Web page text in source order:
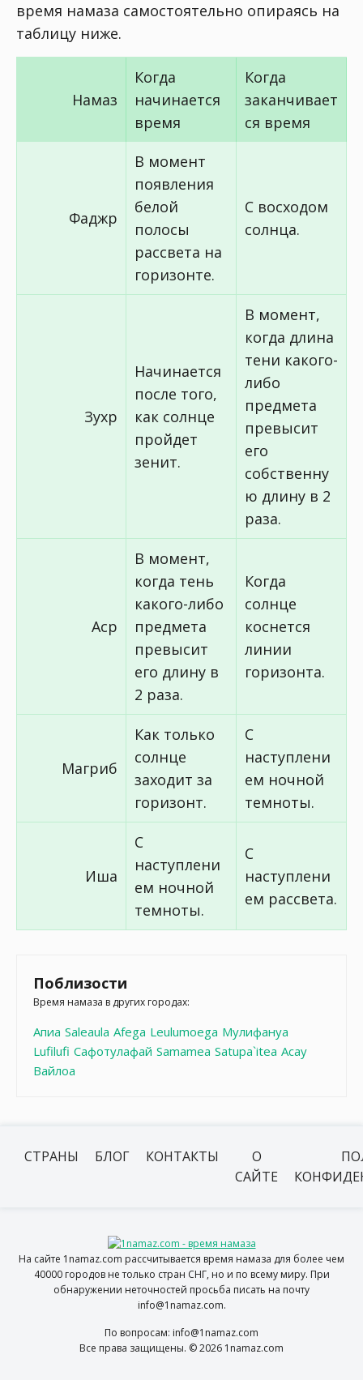
время намаза самостоятельно опираясь на
таблицу ниже.
Намаз
Когда
начинается
время
Когда
заканчивает
ся время
Фаджр
В момент
появления
белой
полосы
рассвета на
горизонте.
С восходом
солнца.
Зухр
Начинается
после того,
как солнце
пройдет
зенит.
В момент,
когда длина
тени какого-
либо
предмета
превысит
его
собственну
ю длину в 2
раза.
Аср
В момент,
когда тень
какого-либо
предмета
превысит
его длину в
2 раза.
Когда
солнце
коснется
линии
горизонта.
Магриб
Как только
солнце
заходит за
горизонт.
С
наступлени
ем ночной
темноты.
Иша
С
наступлени
ем ночной
темноты.
С
наступлени
ем рассвета.
Поблизости
Время намаза в других городах:
Апиа Saleaula Afega Leulumoega Мулифануа
Lufilufi Сафотулафай Samamea Satupa`itea Асау
Вайлоа
СТРАНЫ БЛОГ КОНТАКТЫ
О
САЙТЕ
На сайте 1namaz.com рассчитывается время намаза для более чем
40000 городов не только стран СНГ, но и по всему миру. При
обнаружении неточностей просьба писать на почту
info@1namaz.com.
По вопросам: info@1namaz.com
Все права защищены. © 2026 1namaz.com